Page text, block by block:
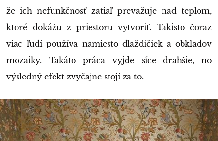
že ich nefunkčnosť zatiaľ prevažuje nad teplom,
ktoré dokážu z priestoru vytvoriť. Takisto čoraz
viac ľudí používa namiesto dlaždičiek a obkladov
mozaiky. Takáto práca vyjde síce drahšie, no
výsledný efekt zvyčajne stojí za to.